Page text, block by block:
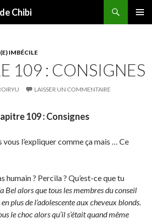
Chibi
IMBÉCILE
109 : CONSIGNES
LAISSER UN COMMENTAIRE
109 : Consignes
vous l’expliquer comme ça mais … Ce
humain ? Percila ? Qu’est-ce que tu
Bel alors que tous les membres du conseil
plus de l’adolescente aux cheveux blonds.
le choc alors qu’il s’était quand même